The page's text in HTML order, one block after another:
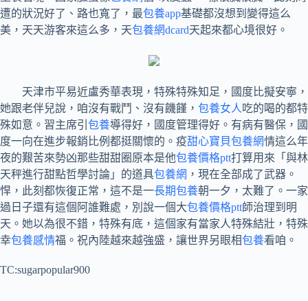
遭的狀況好了、路也寬了，最包養app基礎都沒想到變得這么
美，天天游客來這么多，天包養網dcard天起來都心境很好。
天津市平易近盧秀華表現，特殊特殊知足，國度比擬安寧，
她跟老伴兒說，咱沒有戰鬥、沒有饑饉， 包養女人吃的喝的都特
殊如意。習主席引 包養導得好，國度管理得好。有病有醫保，國
度一向在進步報銷比例都挺關懷的。疫甜心寶貝包養網情這么年
夜的艱苦來勢凶那些甜甜圈原本是他包養價格ptt打算用來「與林
天秤進行甜點哲學討論」的道具包養網 ，現在全部成了武器。
悍，此刻都恢復正常，這不是一長期包養朝一夕，太難了。一家
過日子還有這個阿誰難處，別說一個大包養價格ptt師治理到明
天。她以為很不錯，特殊有底，這個家有當家人特殊結壯，特殊
幸包養感情福。祝內陸越來越強盛，讓世界另眼相包養看咱。
TC:sugarpopular900